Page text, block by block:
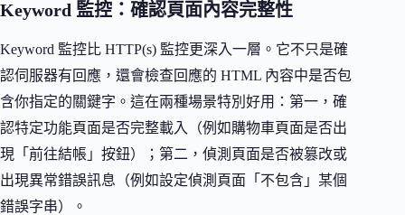
Keyword 監控：確認頁面內容完整性
Keyword 監控比 HTTP(s) 監控更深入一層。它不只是確
認伺服器有回應，還會檢查回應的 HTML 內容中是否包
含你指定的關鍵字。這在兩種場景特別好用：第一，確
認特定功能頁面是否完整載入（例如購物車頁面是否出
現「前往結帳」按鈕）；第二，偵測頁面是否被篡改或
出現異常錯誤訊息（例如設定偵測頁面「不包含」某個
錯誤字串）。